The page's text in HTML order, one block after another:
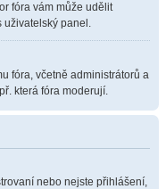
fóra vám může udělit
uživatelský panel.
fóra, včetně administrátorů a
která fóra moderují.
nebo nejste přihlášení,